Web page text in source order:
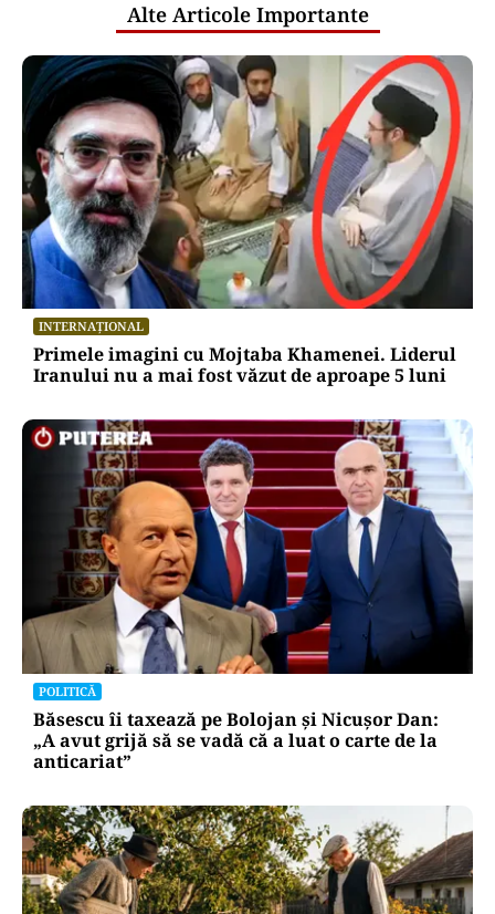
Alte Articole Importante
INTERNAȚIONAL
Primele imagini cu Mojtaba Khamenei. Liderul
Iranului nu a mai fost văzut de aproape 5 luni
POLITICĂ
Băsescu îi taxează pe Bolojan și Nicușor Dan:
„A avut grijă să se vadă că a luat o carte de la
anticariat”